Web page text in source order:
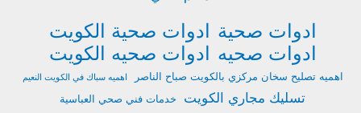
ادوات صحية ادوات صحية الكويت
ادوات صحيه ادوات صحيه الكويت
اهميه تصليح سخان مركزي بالكويت صباح الناصر اهميه سباك في الكويت النعيم
تسليك مجاري الكويت
خدمات فني صحي العباسية